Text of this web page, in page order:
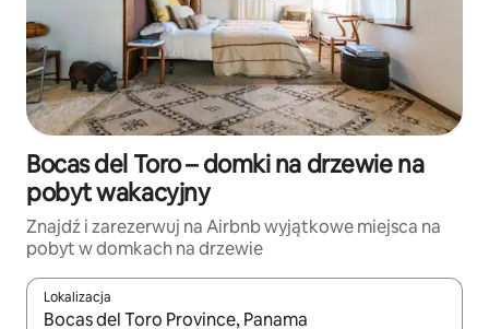
Bocas del Toro – domki na drzewie na
pobyt wakacyjny
Znajdź i zarezerwuj na Airbnb wyjątkowe miejsca na
pobyt w domkach na drzewie
Lokalizacja
Gdy wyniki będą dostępne, możesz poruszać się po nich za